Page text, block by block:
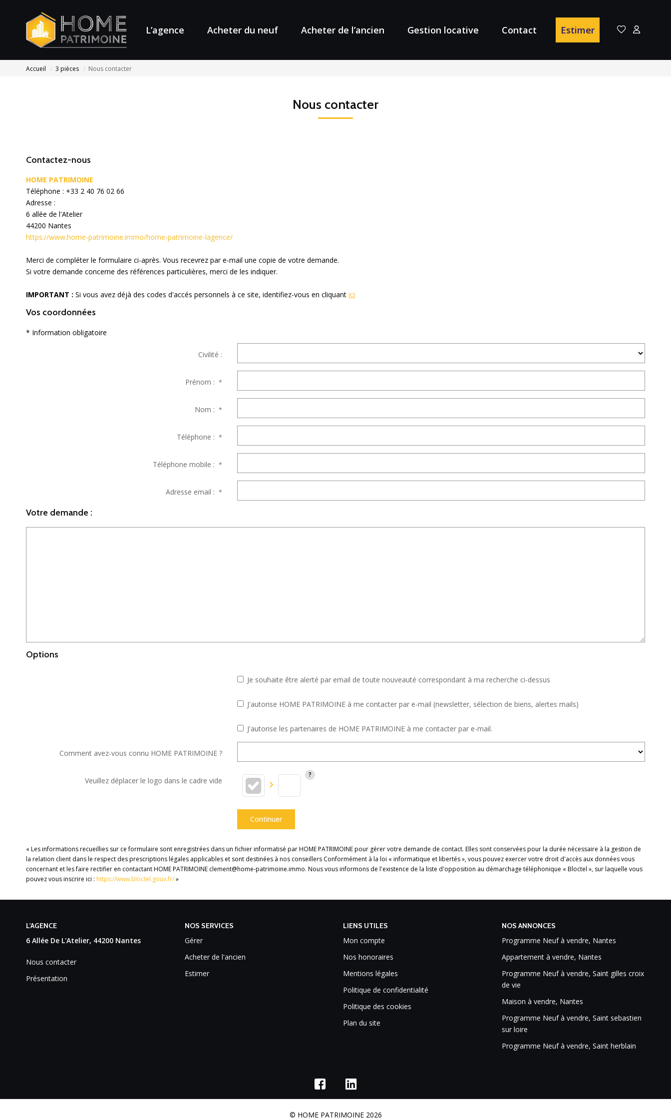
L’agence Acheter du neuf Acheter de l’ancien Gestion locative Contact Estimer
Accueil 3 pièces Nous contacter
Nous contacter
Contactez-nous
HOME PATRIMOINE
Téléphone : +33 2 40 76 02 66
Adresse :
6 allée de l'Atelier
44200 Nantes
https://www.home-patrimoine.immo/home-patrimoine-lagence/
Merci de compléter le formulaire ci-après. Vous recevrez par e-mail une copie de votre demande.
Si votre demande concerne des références particulières, merci de les indiquer.
IMPORTANT : Si vous avez déjà des codes d'accés personnels à ce site, identifiez-vous en cliquant ici
Vos coordonnées
* Information obligatoire
Civilité :
Prénom :*
Nom :*
Téléphone :*
Téléphone mobile :*
Adresse email :*
Votre demande :
Options
Je souhaite être alerté par email de toute nouveauté correspondant à ma recherche ci-dessus
J'autorise HOME PATRIMOINE à me contacter par e-mail (newsletter, sélection de biens, alertes mails)
J'autorise les partenaires de HOME PATRIMOINE à me contacter par e-mail.
Comment avez-vous connu HOME PATRIMOINE ?
Veuillez déplacer le logo dans le cadre vide
Continuer
« Les informations recueillies sur ce formulaire sont enregistrées dans un fichier informatisé par HOME PATRIMOINE pour gérer votre demande de contact. Elles sont conservées pour la durée nécessaire à la gestion de
la relation client dans le respect des prescriptions légales applicables et sont destinées à nos conseillers Conformément à la loi « informatique et libertés », vous pouvez exercer votre droit d'accès aux données vous
concernant et les faire rectifier en contactant HOME PATRIMOINE clement@home-patrimoine.immo. Nous vous informons de l'existence de la liste d'opposition au démarchage téléphonique « Bloctel », sur laquelle vous
pouvez vous inscrire ici : https://www.bloctel.gouv.fr/»
L'AGENCE
6 Allée De L'Atelier, 44200 Nantes
Nous contacter
Présentation
NOS SERVICES
Gérer
Acheter de l'ancien
Estimer
LIENS UTILES
Mon compte
Nos honoraires
Mentions légales
Politique de confidentialité
Politique des cookies
Plan du site
NOS ANNONCES
Programme Neuf à vendre, Nantes
Appartement à vendre, Nantes
Programme Neuf à vendre, Saint gilles croix
de vie
Maison à vendre, Nantes
Programme Neuf à vendre, Saint sebastien
sur loire
Programme Neuf à vendre, Saint herblain
© HOME PATRIMOINE 2026